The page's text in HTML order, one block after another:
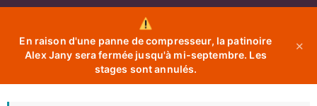
En raison d'une panne de compresseur, la patinoire
Alex Jany sera fermée jusqu'à mi-septembre. Les
stages sont annulés.
✕